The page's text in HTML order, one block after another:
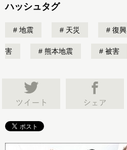
ハッシュタグ
地震 天災 復興
害 熊本地震 被害